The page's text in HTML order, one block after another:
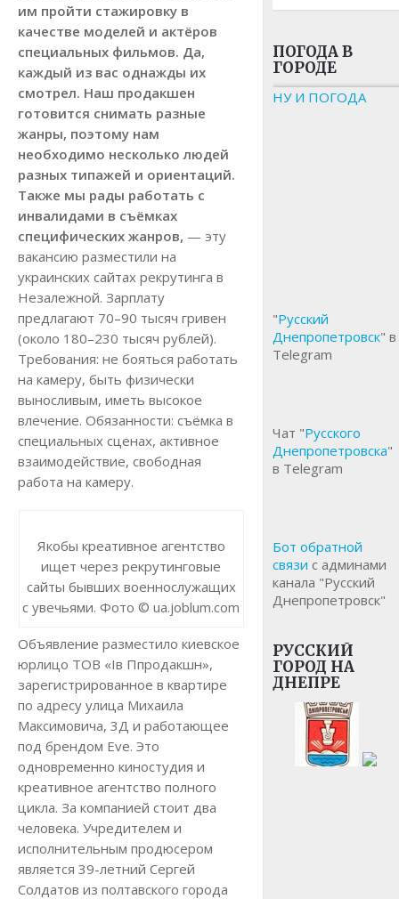
им пройти стажировку в
качестве моделей и актёров
специальных фильмов. Да,
каждый из вас однажды их
смотрел. Наш продакшен
готовится снимать разные
жанры, поэтому нам
необходимо несколько людей
разных типажей и ориентаций.
Также мы рады работать с
инвалидами в съёмках
специфических жанров, — эту
вакансию разместили на
украинских сайтах рекрутинга в
Незалежной. Зарплату
предлагают 70–90 тысяч гривен
(около 180–230 тысяч рублей).
Требования: не бояться работать
на камеру, быть физически
выносливым, иметь высокое
влечение. Обязанности: съёмка в
специальных сценах, активное
взаимодействие, свободная
работа на камеру.
Якобы креативное агентство
ищет через рекрутинговые
сайты бывших военнослужащих
с увечьями. Фото © ua.joblum.com
Объявление разместило киевское
юрлицо ТОВ «Ів Ппродакшн»,
зарегистрированное в квартире
по адресу улица Михаила
Максимовича, 3Д и работающее
под брендом Eve. Это
одновременно киностудия и
креативное агентство полного
цикла. За компанией стоит два
человека. Учредителем и
исполнительным продюсером
является 39-летний Сергей
Солдатов из полтавского города
ПОГОДА В
ГОРОДЕ
НУ И ПОГОДА
"Русский
Днепропетровск" в
Telegram
Чат "Русского
Днепропетровска"
в Telegram
Бот обратной
связи с админами
канала "Русский
Днепропетровск"
РУССКИЙ
ГОРОД НА
ДНЕПРЕ